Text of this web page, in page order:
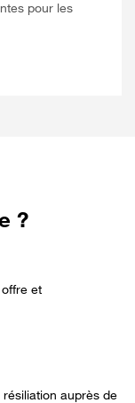
pour les
?
et
résiliation auprès de